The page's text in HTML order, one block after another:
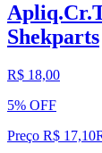
Shekparts
R$ 18,00
5% OFF
Preço R$ 17,10